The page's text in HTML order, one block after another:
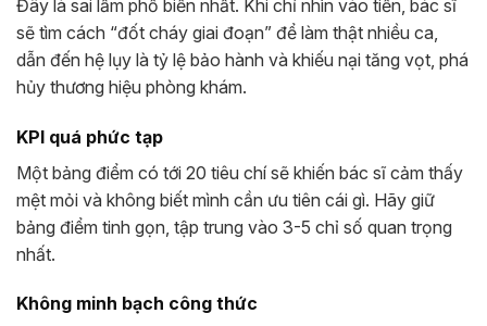
Đây là sai lầm phổ biến nhất. Khi chỉ nhìn vào tiền, bác sĩ
sẽ tìm cách “đốt cháy giai đoạn” để làm thật nhiều ca,
dẫn đến hệ lụy là tỷ lệ bảo hành và khiếu nại tăng vọt, phá
hủy thương hiệu phòng khám.
KPI quá phức tạp
Một bảng điểm có tới 20 tiêu chí sẽ khiến bác sĩ cảm thấy
mệt mỏi và không biết mình cần ưu tiên cái gì. Hãy giữ
bảng điểm tinh gọn, tập trung vào 3-5 chỉ số quan trọng
nhất.
Không minh bạch công thức